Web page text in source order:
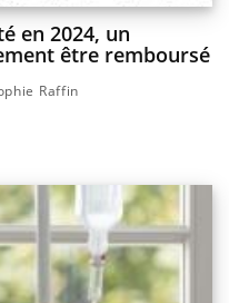
en 2024, un
être remboursé
Raffin